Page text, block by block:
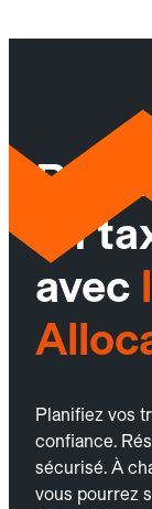
un
avec
Planifiez vos
confiance.
sécurisé. À
vous pourrez